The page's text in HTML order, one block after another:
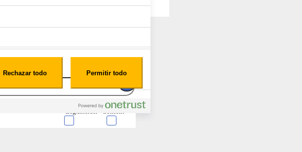
SP3
Consent
Leg.Interest
Rechazar todo Permitir todo